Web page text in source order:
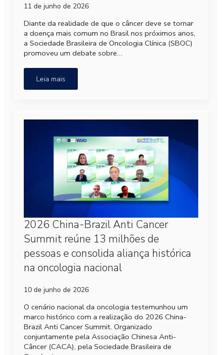
11 de junho de 2026
Diante da realidade de que o câncer deve se tornar
a doença mais comum no Brasil nos próximos anos,
a Sociedade Brasileira de Oncologia Clínica (SBOC)
promoveu um debate sobre…
Leia mais
2026 China-Brazil Anti Cancer
Summit reúne 13 milhões de
pessoas e consolida aliança histórica
na oncologia nacional
10 de junho de 2026
O cenário nacional da oncologia testemunhou um
marco histórico com a realização do 2026 China-
Brazil Anti Cancer Summit. Organizado
conjuntamente pela Associação Chinesa Anti-
Câncer (CACA), pela Sociedade Brasileira de